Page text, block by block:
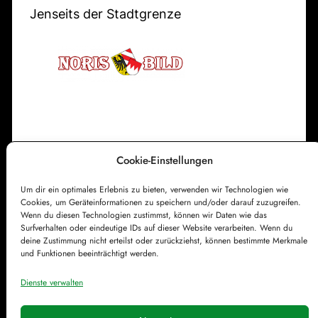
Cookie-Einstellungen
Um dir ein optimales Erlebnis zu bieten, verwenden wir Technologien wie
Cookies, um Geräteinformationen zu speichern und/oder darauf zuzugreifen.
Wenn du diesen Technologien zustimmst, können wir Daten wie das
Surfverhalten oder eindeutige IDs auf dieser Website verarbeiten. Wenn du
deine Zustimmung nicht erteilst oder zurückziehst, können bestimmte Merkmale
und Funktionen beeinträchtigt werden.
Dienste verwalten
i
c
n
e
u
a
h
e
Jenseits der Stadtgrenze
Datenschutzerklärung
Cookie-Richtlinie (EU)Kontakt